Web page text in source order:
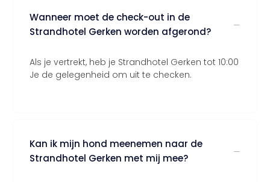
Wanneer moet de check-out in de
Strandhotel Gerken worden afgerond?
Als je vertrekt, heb je Strandhotel Gerken tot 10:00
Je de gelegenheid om uit te checken.
Kan ik mijn hond meenemen naar de
Strandhotel Gerken met mij mee?